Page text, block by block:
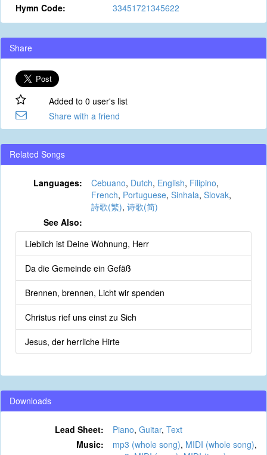
Hymn Code:
33451721345622
Share
Added to 0 user's list
Share with a friend
Related Songs
Languages: Cebuano, Dutch, English, Filipino,
French, Portuguese, Sinhala, Slovak,
詩歌(繁), 诗歌(简)
See Also:
Lieblich ist Deine Wohnung, Herr
Da die Gemeinde ein Gefäß
Brennen, brennen, Licht wir spenden
Christus rief uns einst zu Sich
Jesus, der herrliche Hirte
Downloads
Lead Sheet: Piano, Guitar, Text
Music:
mp3 (whole song), MIDI (whole song),